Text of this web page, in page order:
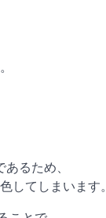
るため、
してしまいます。